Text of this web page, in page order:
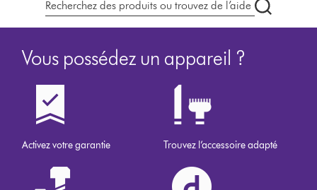
Rechercher
dyson.ch
Vous possédez un appareil ?
Activez votre garantie Trouvez l’accessoire adapté